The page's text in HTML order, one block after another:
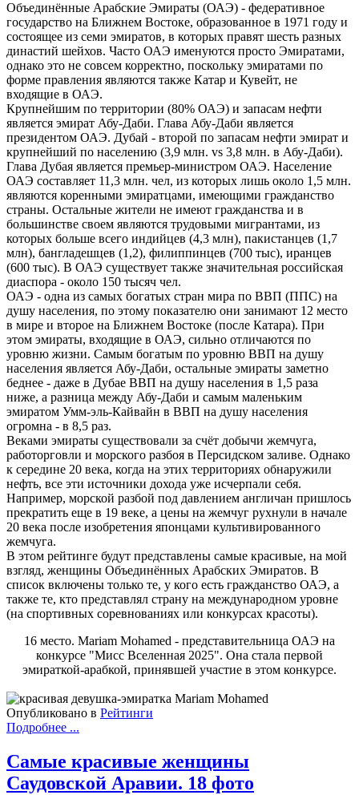
Объединённые Арабские Эмираты (ОАЭ) - федеративное
государство на Ближнем Востоке, образованное в 1971 году и
состоящее из семи эмиратов, в которых правят шесть разных
династий шейхов. Часто ОАЭ именуются просто Эмиратами,
однако это не совсем корректно, поскольку эмиратами по
форме правления являются также Катар и Кувейт, не
входящие в ОАЭ.
Крупнейшим по территории (80% ОАЭ) и запасам нефти
является эмират Абу-Даби. Глава Абу-Даби является
президентом ОАЭ. Дубай - второй по запасам нефти эмират и
крупнейший по населению (3,9 млн. vs 3,8 млн. в Абу-Даби).
Глава Дубая является премьер-министром ОАЭ. Население
ОАЭ составляет 11,3 млн. чел, из которых лишь около 1,5 млн.
являются коренными эмиратцами, имеющими гражданство
страны. Остальные жители не имеют гражданства и в
большинстве своем являются трудовыми мигрантами, из
которых больше всего индийцев (4,3 млн), пакистанцев (1,7
млн), бангладешцев (1,2), филиппинцев (700 тыс), иранцев
(600 тыс). В ОАЭ существует также значительная российская
диаспора - около 150 тысяч чел.
ОАЭ - одна из самых богатых стран мира по ВВП (ППС) на
душу населения, по этому показателю они занимают 12 место
в мире и второе на Ближнем Востоке (после Катара). При
этом эмираты, входящие в ОАЭ, сильно отличаются по
уровню жизни. Самым богатым по уровню ВВП на душу
населения является Абу-Даби, остальные эмираты заметно
беднее - даже в Дубае ВВП на душу населения в 1,5 раза
ниже, а разница между Абу-Даби и самым маленьким
эмиратом Умм-эль-Кайвайн в ВВП на душу населения
огромна - в 8,5 раз.
Веками эмираты существовали за счёт добычи жемчуга,
работорговли и морского разбоя в Персидском заливе. Однако
к середине 20 века, когда на этих территориях обнаружили
нефть, все эти источники дохода уже исчерпали себя.
Например, морской разбой под давлением англичан пришлось
прекратить еще в 19 веке, а цены на жемчуг рухнули в начале
20 века после изобретения японцами культивированного
жемчуга.
В этом рейтинге будут представлены самые красивые, на мой
взгляд, женщины Объединённых Арабских Эмиратов. В
список включены только те, у кого есть гражданство ОАЭ, а
также те, кто представлял страну на международном уровне
(на спортивных соревнованиях или конкурсах красоты).
16 место. Mariam Mohamed - представительница ОАЭ на
конкурсе "Мисс Вселенная 2025". Она стала первой
эмираткой-арабкой, принявшей участие в этом конкурсе.
Опубликовано в Рейтинги
Подробнее ...
Самые красивые женщины
Саудовской Аравии. 18 фото